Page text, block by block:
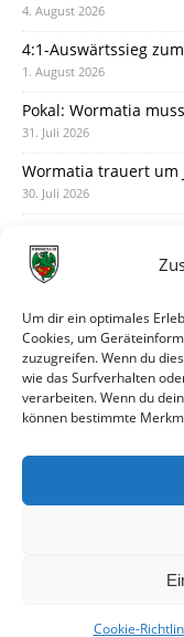
Um dir ein optimales
Cookies, um
zuzugreifen. Wenn du
wie das Surfverhalten
verarbeiten. Wenn du
können bestimmte
Cookie-
4. August 2026
4:1-Auswärtssieg
1. August 2026
Pokal: Wormatia
31. Juli 2026
Wormatia trauert um
30. Juli 2026
28. Juli 2026
28. Juli 2026
Neue Podcast-Folge:
27. Juli 2026
Eindrücke vom
Unterhaltsamer
25. Juli 2026